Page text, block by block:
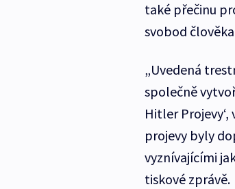
také přečinu
svobod
„Uvedená
společně
Hitler
projevy byly
vyznívajícími
tiskové zprávě.